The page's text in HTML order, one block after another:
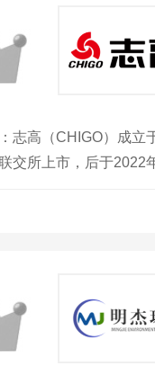
：志高（CHIGO）成
交所上市，后于2022